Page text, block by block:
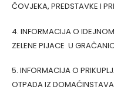
ČOVJEKA, PREDSTAVKE I
4. INFORMACIJA O
ZELENE PIJACE U
5. INFORMACIJA O
OTPADA IZ